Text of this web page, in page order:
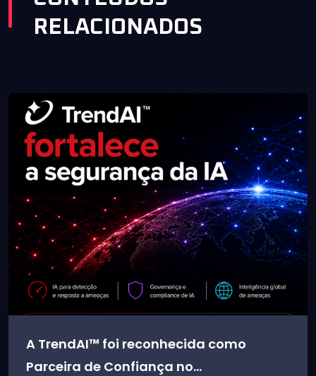
RELACIONADOS
A TrendAI™ foi reconhecida como
Parceira de Confiança no...